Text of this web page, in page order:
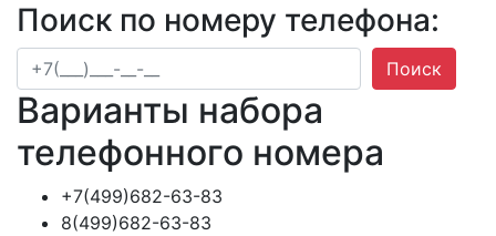
Поиск по номеру телефона:
Поиск
Варианты набора
телефонного номера
+7(499)682-63-83
8(499)682-63-83